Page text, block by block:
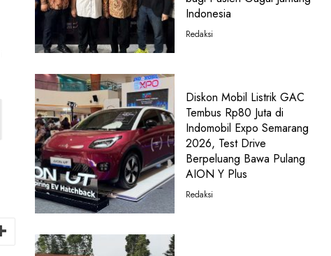
Indonesia
Redaksi
Diskon Mobil Listrik GAC
Tembus Rp80 Juta di
Indomobil Expo Semarang
2026, Test Drive
Berpeluang Bawa Pulang
AION Y Plus
Redaksi